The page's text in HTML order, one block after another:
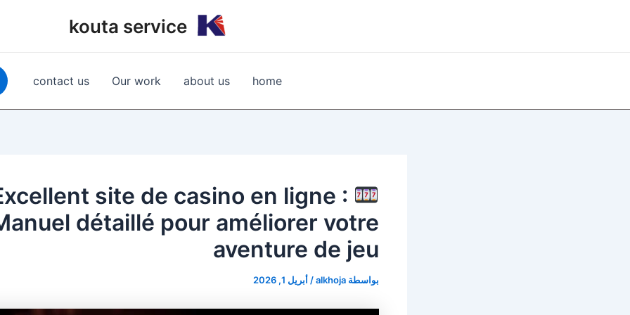
kouta service
home
about us
Our work
contact us
site de casino en ligne :
détaillé pour améliorer votre
aventure de jeu
بواسطة alkhoja
/ أبريل 1, 2026